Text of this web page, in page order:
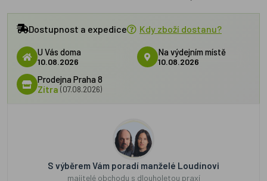
Dostupnost a expedice Kdy zboží dostanu?
U Vás doma
10.08.2026
Na výdejním místě
10.08.2026
Prodejna Praha 8
Zítra (07.08.2026)
S výběrem Vám poradí manželé Loudínovi
majitelé obchodu s dlouholetou praxí